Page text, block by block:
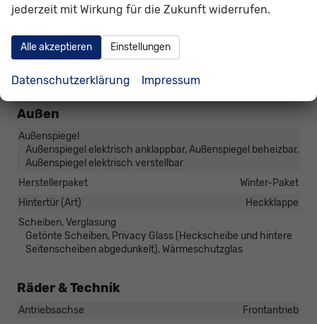
Pannenhilfe
Pannenkit
Zentralverriegelung
Zentralverriegelung, Zentralverriegelung mit
Funkfernbedienung
Außen
Außenspiegel
Außenspiegel elektrisch anklappbar, Außenspiegel beheizbar,
Außenspiegel elektrisch verstellbar
Herstellerpaket
Winter-Paket
Hintertür (Art)
Heckklappe
Scheiben, Verglasung
Getönte Scheiben, Privacy Glass (Heckscheibe und hintere
Seitenscheiben abgedunkelt), Wärmeschutzglas
Räder & Technik
Antriebsachse
Frontantrieb
jederzeit mit Wirkung für die Zukunft widerrufen.
Alle akzeptieren Einstellungen
Datenschutzerklärung Impressum